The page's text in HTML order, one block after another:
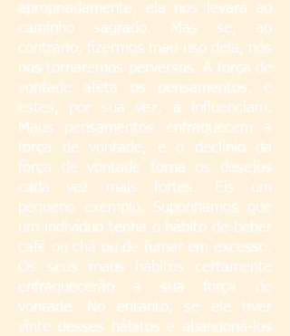
apropriadamente, ela nos levará ao
caminho sagrado. Mas se, ao
contrário, fizermos mau uso dela, nós
nos tornaremos perversos. A força de
vontade afeta os pensamentos, e
estes, por sua vez, a influenciam.
Maus pensamentos enfraquecem a
força de vontade, e o declínio da
força de vontade torna os desejos
cada vez mais fortes. Eis um
pequeno exemplo. Suponhamos que
um indivíduo tenha o hábito de beber
café ou chá ou de fumar em excesso.
Os seus maus hábitos certamente
enfraquecerão a sua força de
vontade. No entanto, se ele tiver
vinte desses hábitos e abandoná-los